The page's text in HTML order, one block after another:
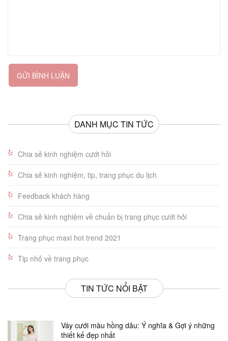
GỬI BÌNH LUẬN
DANH MỤC TIN TỨC
Chia sẻ kinh nghiệm cưới hỏi
Chia sẻ kinh nghiệm, tip, trang phục du lịch
Feedback khách hàng
Chia sẻ kinh nghiệm về chuẩn bị trang phục cưới hỏi
Trang phục maxi hot trend 2021
Tip nhỏ về trang phục
TIN TỨC NỔI BẬT
Váy cưới màu hồng dâu: Ý nghĩa & Gợi ý những
thiết kế đẹp nhất